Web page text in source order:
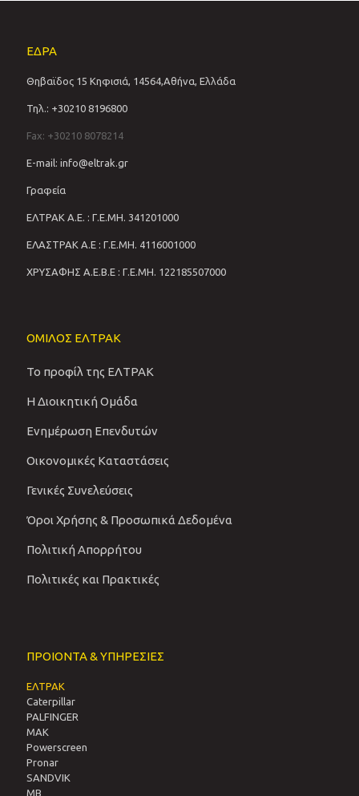
ΕΔΡΑ
Θηβαϊδος 15 Κηφισιά, 14564,Αθήνα, Ελλάδα
Τηλ.: +30210 8196800
Fax: +30210 8078214
E-mail: info@eltrak.gr
Γραφεία
ΕΛΤΡΑΚ Α.Ε. : Γ.Ε.ΜΗ. 341201000
ΕΛΑΣΤΡΑΚ Α.Ε : Γ.Ε.ΜΗ. 4116001000
ΧΡΥΣΑΦΗΣ Α.Ε.Β.Ε : Γ.Ε.ΜΗ. 122185507000
ΟΜΙΛΟΣ ΕΛΤΡΑΚ
Το προφίλ της ΕΛΤΡΑΚ
Η Διοικητική Ομάδα
Ενημέρωση Επενδυτών
Οικονομικές Καταστάσεις
Γενικές Συνελεύσεις
Όροι Χρήσης & Προσωπικά Δεδομένα
Πολιτική Απορρήτου
Πολιτικές και Πρακτικές
ΠΡΟΙΟΝΤΑ & ΥΠΗΡΕΣΙΕΣ
ΕΛΤΡΑΚ
Caterpillar
PALFINGER
MAK
Powerscreen
Pronar
SANDVIΚ
MB